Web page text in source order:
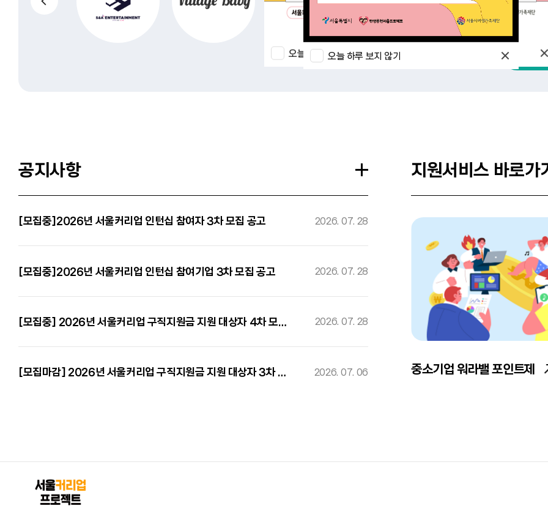
오늘 하루 보지 않기
오늘 하루 보지 않기오늘 하루 보지 않기
공지사항
[모집중]2026년 서울커리업 인턴십 참여자 3차 모집 공고 2026. 07. 28
[모집중]2026년 서울커리업 인턴십 참여기업 3차 모집 공고 2026. 07. 28
[모집중] 2026년 서울커리업 구직지원금 지원 대상자 4차 모집 공고 2026. 07. 28
[모집마감] 2026년 서울커리업 구직지원금 지원 대상자 3차 모집 공고 2026. 07. 06
지원서비스 바로가
중소기업 워라밸 포인트제